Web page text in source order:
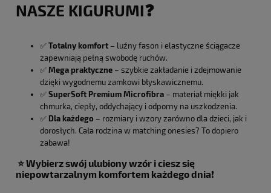
NASZE KIGURUMI❓
✅ Totalny komfort – luźny fason i elastyczne ściągacze
zapewniają pełną swobodę ruchów.
✅ Mega praktyczne – szybkie zakładanie i zdejmowanie
dzięki wygodnemu zamkowi błyskawicznemu.
✅ SuperSoft Premium Microfibra – materiał miękki jak
chmurka, ciepły, oddychający i odporny na uszkodzenia.
✅ Dla każdego – rozmiary i wzory zarówno dla dzieci, jak i
dorosłych. Cała rodzina w matching onesies? To dopiero
zabawa!
⭐️ Wybierz swój ulubiony wzór i ciesz się
niepowtarzalnym komfortem każdego dnia❗️